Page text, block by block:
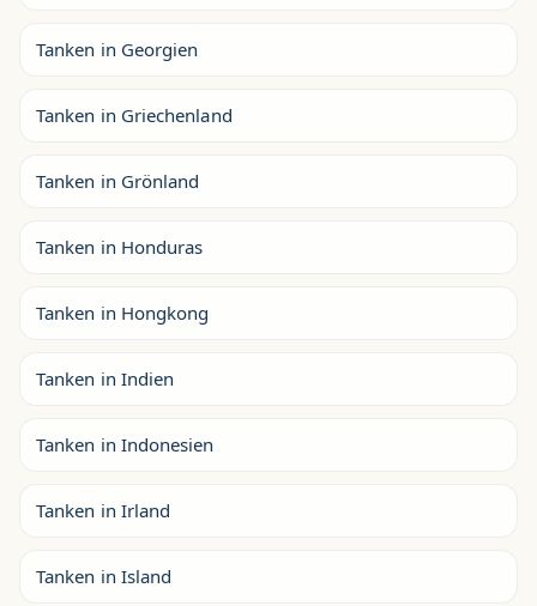
Tanken in Georgien
Tanken in Griechenland
Tanken in Grönland
Tanken in Honduras
Tanken in Hongkong
Tanken in Indien
Tanken in Indonesien
Tanken in Irland
Tanken in Island